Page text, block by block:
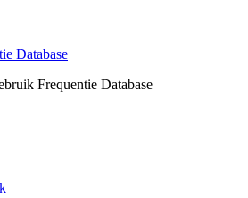
Database
Frequentie Database